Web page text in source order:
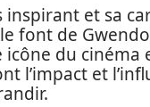
inspirant et sa
font de
du cinéma
l’impact et